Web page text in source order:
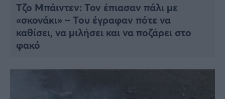
Τζο Μπάιντεν: Τον έπιασαν πάλι με
«σκονάκι» – Του έγραφαν πότε να
καθίσει, να μιλήσει και να ποζάρει στο
φακό